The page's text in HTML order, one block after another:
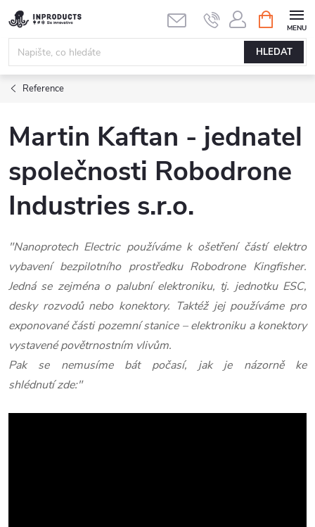
Přejít
na
obsah
HLEDAT
NÁKUPNÍ
KOŠÍK
Reference
Martin Kaftan - jednatel
společnosti Robodrone
Industries s.r.o.
"Nanoprotech Electric používáme k ošetření částí elektro
vybavení bezpilotního prostředku Robodrone Kingfisher.
Jedná se zejména o palubní elektroniku, tj. jednotku ESC,
desky rozvodů nebo konektory. Taktéž jej používáme pro
exponované části pozemní stanice – elektroniku a konektory
vystavené povětrnostním vlivům.
Pak se nemusíme bát počasí, jak je názorně ke
shlédnutí zde:"